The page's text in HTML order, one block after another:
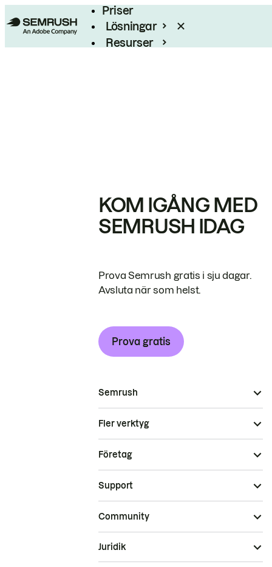
Priser
Lösningar
Resurser
KOM IGÅNG MED
SEMRUSH IDAG
Prova Semrush gratis i sju dagar.
Avsluta när som helst.
Prova gratis
Semrush
Fler verktyg
Företag
Support
Community
Juridik